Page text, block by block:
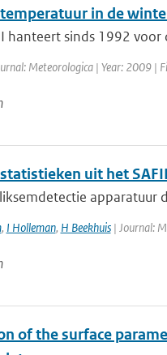
in de
hanteert sinds 1992 voor
Meteorologica | Year: 2009 |
uit het
apparatuur
, I Holleman, H Beekhuis| Journal:
of the surface